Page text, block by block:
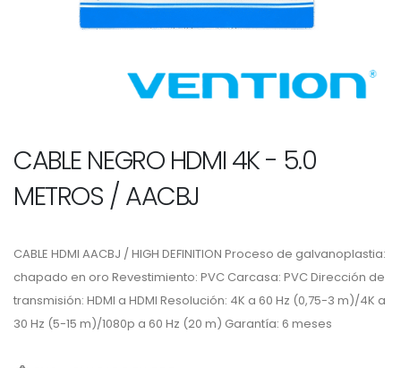
CABLE NEGRO HDMI 4K - 5.0
METROS / AACBJ
CABLE HDMI AACBJ / HIGH DEFINITION Proceso de galvanoplastia:
chapado en oro Revestimiento: PVC Carcasa: PVC Dirección de
transmisión: HDMI a HDMI Resolución: 4K a 60 Hz (0,75-3 m)/4K a
30 Hz (5-15 m)/1080p a 60 Hz (20 m) Garantía: 6 meses